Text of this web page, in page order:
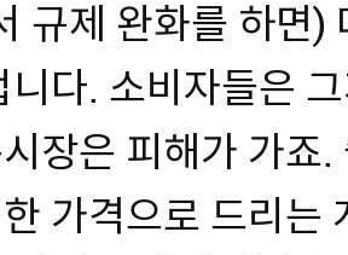
규제 완화를 하면)
니다. 소비자들은
장은 피해가 가죠
가격으로 드리는